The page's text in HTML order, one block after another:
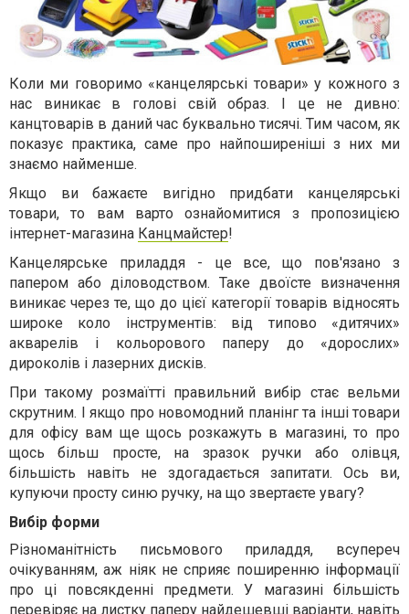
Коли ми говоримо «канцелярські товари» у кожного з
нас виникає в голові свій образ. І це не дивно:
канцтоварів в даний час буквально тисячі. Тим часом, як
показує практика, саме про найпоширеніші з них ми
знаємо найменше.
Якщо ви бажаєте вигідно придбати канцелярські
товари, то вам варто ознайомитися з пропозицією
інтернет-магазина Канцмайстер!
Канцелярське приладдя - це все, що пов'язано з
папером або діловодством. Таке двоїсте визначення
виникає через те, що до цієї категорії товарів відносять
широке коло інструментів: від типово «дитячих»
акварелів і кольорового паперу до «дорослих»
дироколів і лазерних дисків.
При такому розмаїтті правильний вибір стає вельми
скрутним. І якщо про новомодний планінг та інші товари
для офісу вам ще щось розкажуть в магазині, то про
щось більш просте, на зразок ручки або олівця,
більшість навіть не здогадається запитати. Ось ви,
купуючи просту синю ручку, на що звертаєте увагу?
Вибір форми
Різноманітність письмового приладдя, всупереч
очікуванням, аж ніяк не сприяє поширенню інформації
про ці повсякденні предмети. У магазині більшість
перевіряє на листку паперу найдешевші варіанти, навіть